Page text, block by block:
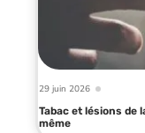
29 juin 2026
Tabac et lésions de
même